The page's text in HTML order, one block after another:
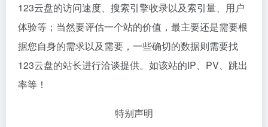
123云盘的访问速度、搜索引擎收录以及索引量、用户
体验等；当然要评估一个站的价值，最主要还是需要根
据您自身的需求以及需要，一些确切的数据则需要找
123云盘的站长进行洽谈提供。如该站的IP、PV、跳出
率等！
特别声明